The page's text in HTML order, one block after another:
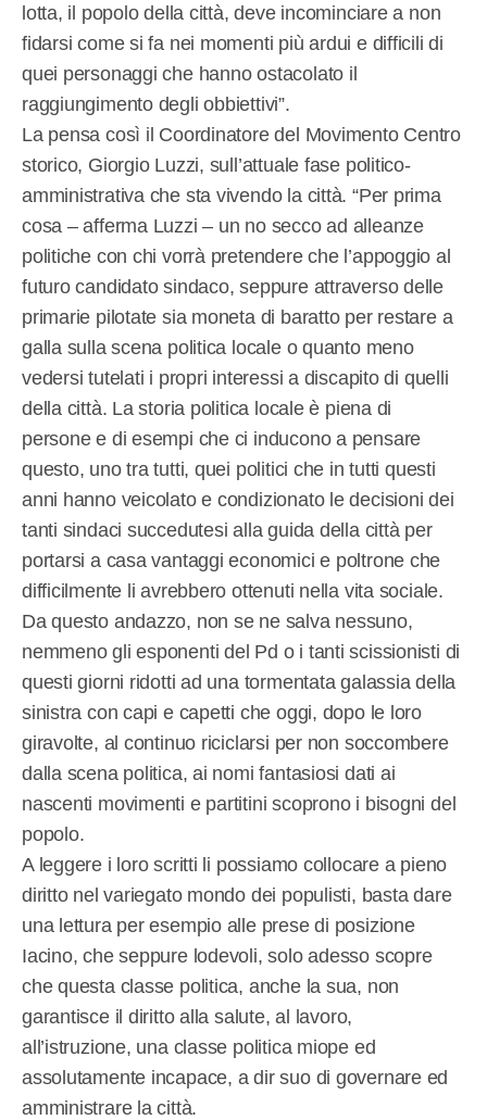
lotta, il popolo della città, deve incominciare a non
fidarsi come si fa nei momenti più ardui e difficili di
quei personaggi che hanno ostacolato il
raggiungimento degli obbiettivi”.
La pensa così il Coordinatore del Movimento Centro
storico, Giorgio Luzzi, sull’attuale fase politico-
amministrativa che sta vivendo la città. “Per prima
cosa – afferma Luzzi – un no secco ad alleanze
politiche con chi vorrà pretendere che l’appoggio al
futuro candidato sindaco, seppure attraverso delle
primarie pilotate sia moneta di baratto per restare a
galla sulla scena politica locale o quanto meno
vedersi tutelati i propri interessi a discapito di quelli
della città. La storia politica locale è piena di
persone e di esempi che ci inducono a pensare
questo, uno tra tutti, quei politici che in tutti questi
anni hanno veicolato e condizionato le decisioni dei
tanti sindaci succedutesi alla guida della città per
portarsi a casa vantaggi economici e poltrone che
difficilmente li avrebbero ottenuti nella vita sociale.
Da questo andazzo, non se ne salva nessuno,
nemmeno gli esponenti del Pd o i tanti scissionisti di
questi giorni ridotti ad una tormentata galassia della
sinistra con capi e capetti che oggi, dopo le loro
giravolte, al continuo riciclarsi per non soccombere
dalla scena politica, ai nomi fantasiosi dati ai
nascenti movimenti e partitini scoprono i bisogni del
popolo.
A leggere i loro scritti li possiamo collocare a pieno
diritto nel variegato mondo dei populisti, basta dare
una lettura per esempio alle prese di posizione
Iacino, che seppure lodevoli, solo adesso scopre
che questa classe politica, anche la sua, non
garantisce il diritto alla salute, al lavoro,
all’istruzione, una classe politica miope ed
assolutamente incapace, a dir suo di governare ed
amministrare la città.